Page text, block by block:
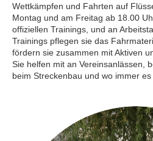
Wettkämpfen und Fahrten auf
Montag und am Freitag ab 18.00
offiziellen Trainings, und an
Trainings pflegen sie das
fördern sie zusammen mit Aktiven
Sie helfen mit an Vereinsanlässen,
beim Streckenbau und wo immer